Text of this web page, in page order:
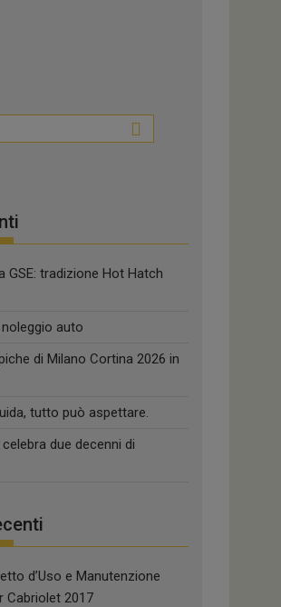
GSE: tradizione Hot Hatch
auto
di Milano Cortina 2026 in
tutto può aspettare.
due decenni di
d’Uso e Manutenzione
Cabriolet 2017